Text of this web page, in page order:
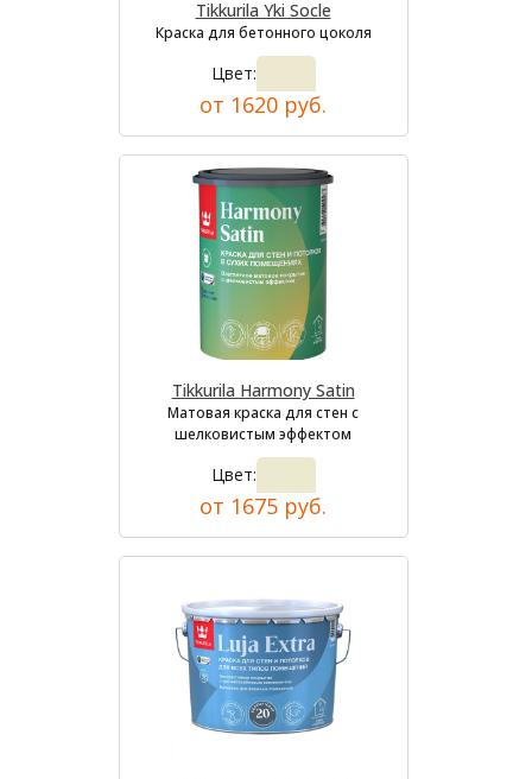
Tikkurila Yki Socle
Краска для бетонного цоколя
Цвет:
от 1620 руб.
Tikkurila Harmony Satin
Матовая краска для стен с
шелковистым эффектом
Цвет:
от 1675 руб.